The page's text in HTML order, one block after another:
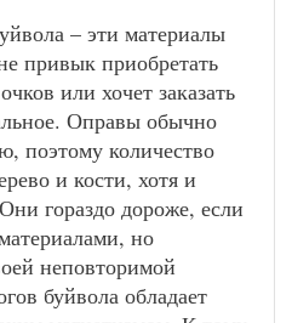
– эти материалы
привык приобретать
или хочет заказать
Оправы обычно
поэтому количество
и кости, хотя и
гораздо дороже, если
но
неповторимой
буйвола обладает